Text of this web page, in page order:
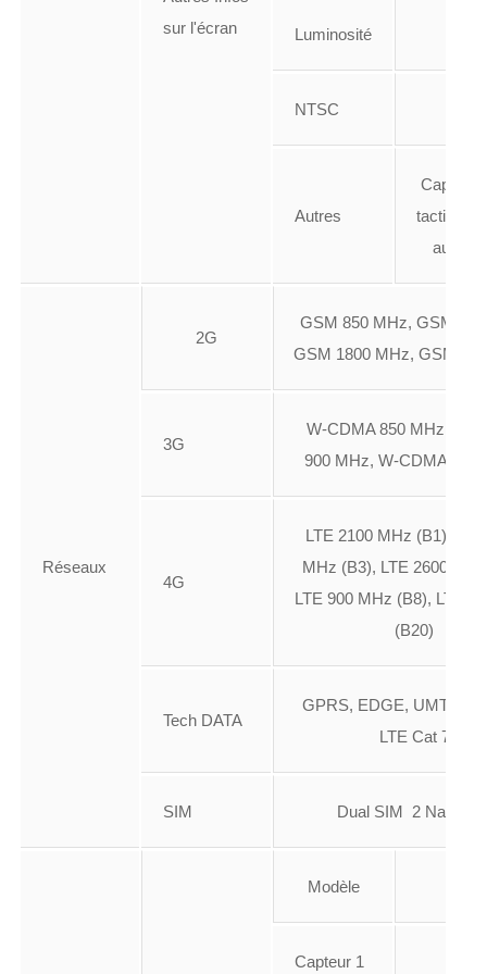
sur l'écran
Luminosité
NTSC
Autres
tactile,
aux
Réseaux
2G
GSM 850 MHz, GSM
GSM 1800 MHz, GSM
3G
W-CDMA 850 MHz, W-
900 MHz, W-CDMA
4G
LTE 2100 MHz (B1),
MHz (B3), LTE 2600
LTE 900 MHz (B8), LTE
(B20)
Tech DATA
GPRS, EDGE, UMTS,
LTE Cat 7
SIM Dual SIM 2
Modèle
Capteur 1